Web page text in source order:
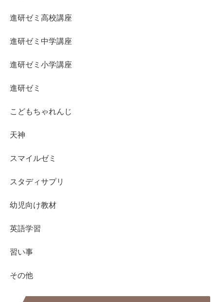
進研ゼミ高校講座
進研ゼミ中学講座
進研ゼミ小学講座
進研ゼミ
こどもちゃれんじ
天神
スマイルゼミ
スタディサプリ
幼児向け教材
英語学習
習い事
その他